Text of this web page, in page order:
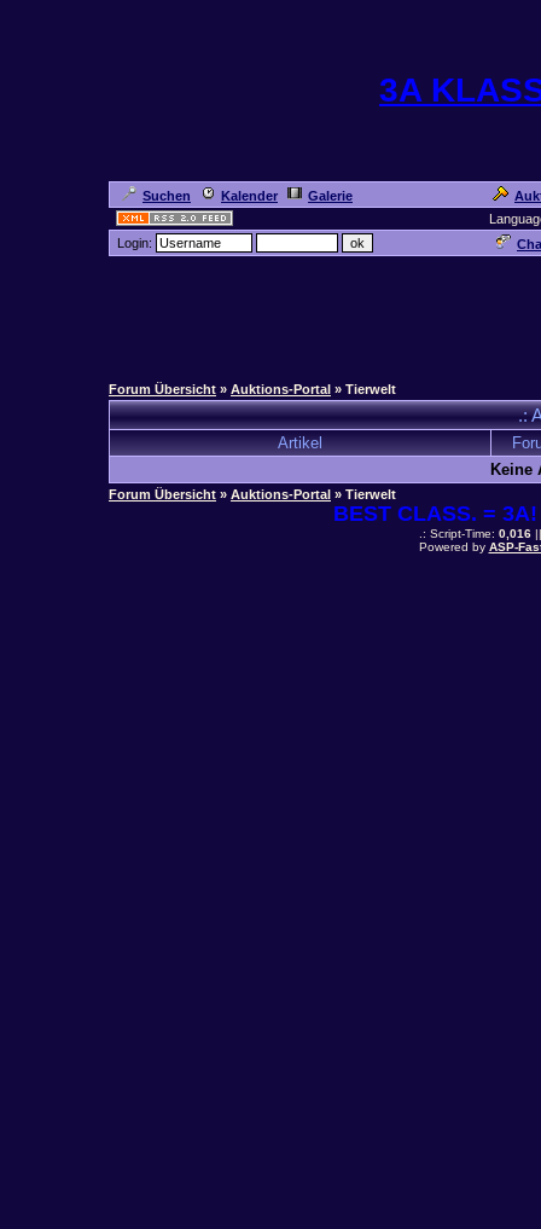
3A
Suchen Kalender Galerie
Login:
Forum Übersicht » Auktions-Portal » Tierwelt
.:
Artikel
Keine
Forum Übersicht » Auktions-Portal » Tierwelt
BEST CLASS. =
.: Script-Time: 0,016||
Powered by ASP-